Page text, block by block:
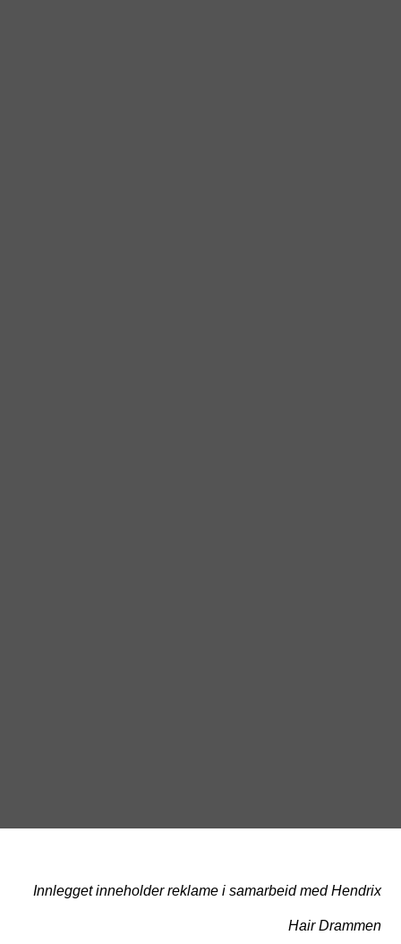
Innlegget inneholder reklame i samarbeid med Hendrix
Hair Drammen